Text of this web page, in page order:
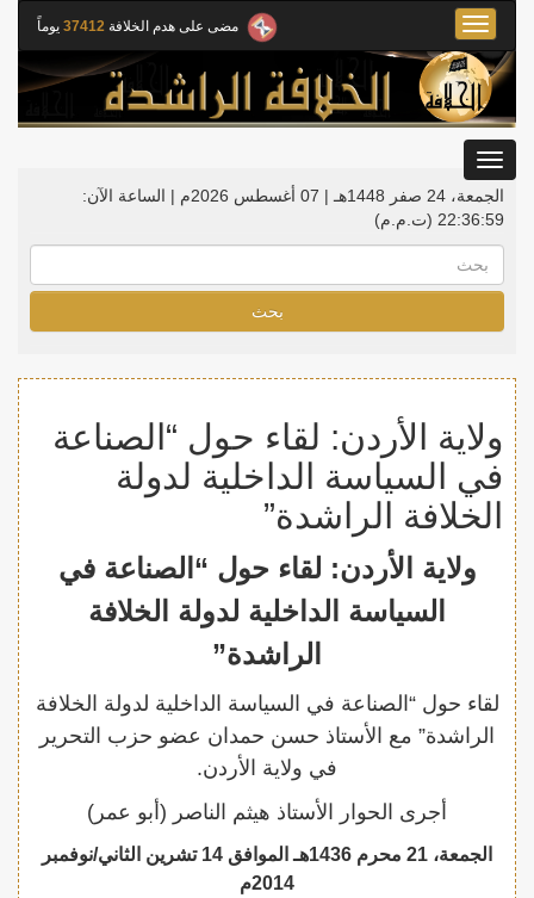
مضى على هدم الخلافة 37412 يوماً
Toggle
navigation
الجمعة، 24 صفر 1448هـ | 07 أغسطس 2026م |
الساعة الآن:
22:36:59 (ت.م.م)
بحث
ولاية الأردن: لقاء حول “الصناعة
في السياسة الداخلية لدولة
الخلافة الراشدة”
ولاية الأردن: لقاء حول “الصناعة في
السياسة الداخلية لدولة الخلافة
الراشدة”
لقاء حول “الصناعة في السياسة الداخلية لدولة الخلافة
الراشدة” مع الأستاذ حسن حمدان عضو حزب التحرير
في ولاية الأردن.
أجرى الحوار الأستاذ هيثم الناصر (أبو عمر)
الجمعة، 21 محرم 1436هـ الموافق 14 تشرين الثاني/نوفمبر
2014م